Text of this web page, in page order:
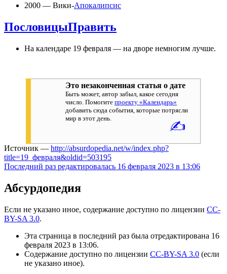
2000 — Вики-Апокалипсис
ПословицыПравить
На календаре 19 февраля — на дворе немногим лучше.
Это незаконченная статья о дате
Быть может, автор забыл, какое сегодня
число. Помогитепроекту «Календарь»
добавить сюда события, которые потрясли
мир в этот день.
✍
Источник — http://absurdopedia.net/w/index.php?
title=19_февраля&oldid=503195
Последний раз редактировалась 16 февраля 2023 в 13:06
Абсурдопедия
Если не указано иное, содержание доступно по лицензии CC-
BY-SA 3.0.
Эта страница в последний раз была отредактирована 16
февраля 2023 в 13:06.
Содержание доступно по лицензии CC-BY-SA 3.0 (если
не указано иное).